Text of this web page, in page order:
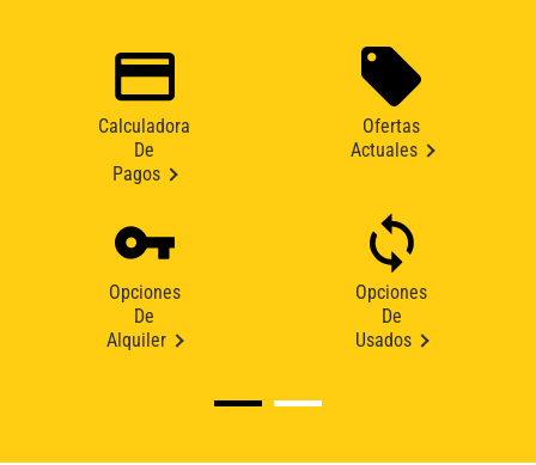
Calculadora
De
Pagos
Ofertas
Actuales
Opciones
De
Alquiler
Opciones
De
Usados